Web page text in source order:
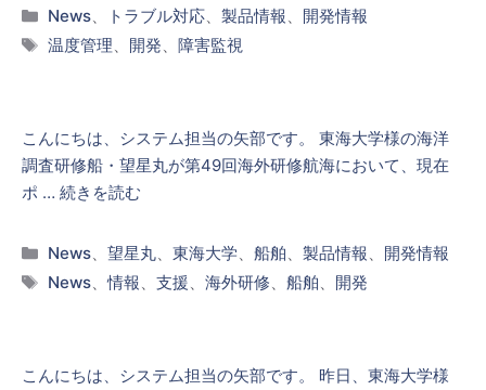
カ
テ
ゴ
News、 トラブル対応、 製品情報、 開発情報
タ
温度管理、 開発、 障害監視
こんにちは、システム担当の矢部です。 東海大学様の海洋
調査研修船・望星丸が第49回海外研修航海において、現在
ポ … 続きを読む
カ
テ
News、 望星丸、 東海大学、 船舶、 製品情報、 開発情報
タ
News、情報、 支援、 海外研修、 船舶、 開発
こんにちは、システム担当の矢部です。 昨日、東海大学様